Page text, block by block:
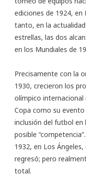
ediciones de 1924,
tanto, en la
estrellas, las dos
en los Mundiales de
Precisamente con la
1930, crecieron los
olímpico internacional
Copa como su
inclusión del futbol en
posible
1932, en Los
regresó; pero
total.